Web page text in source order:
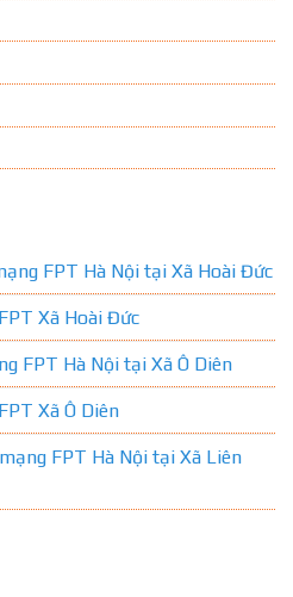
FPT Hà Nội tại Xã Hoài Đức
Xã Hoài Đức
FPT Hà Nội tại Xã Ô Diên
Xã Ô Diên
FPT Hà Nội tại Xã Liên